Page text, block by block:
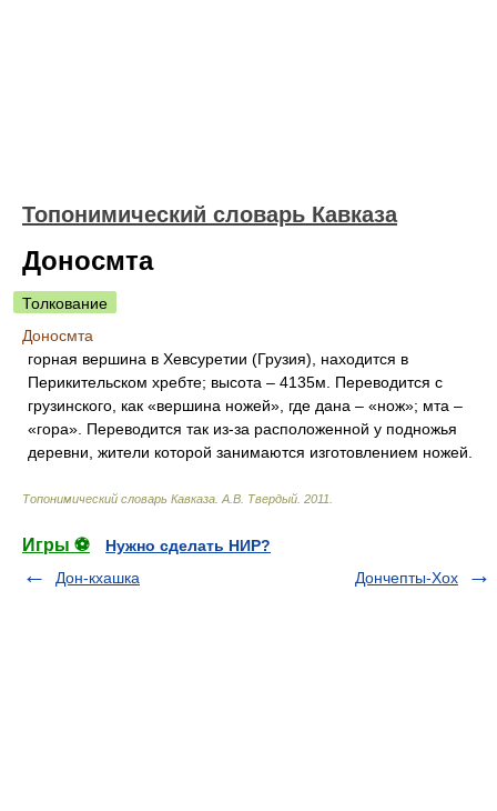
Топонимический словарь Кавказа
Доносмта
Толкование
Доносмта
горная вершина в Хевсуретии (Грузия), находится в
Перикительском хребте; высота – 4135м. Переводится с
грузинского, как «вершина ножей», где дана – «нож»; мта –
«гора». Переводится так из-за расположенной у подножья
деревни, жители которой занимаются изготовлением ножей.
Топонимический словарь Кавказа А.В. Твердый 2011
Игры ⚽
Нужно сделать НИР?
Дон-кхашка
Дончепты-Хох